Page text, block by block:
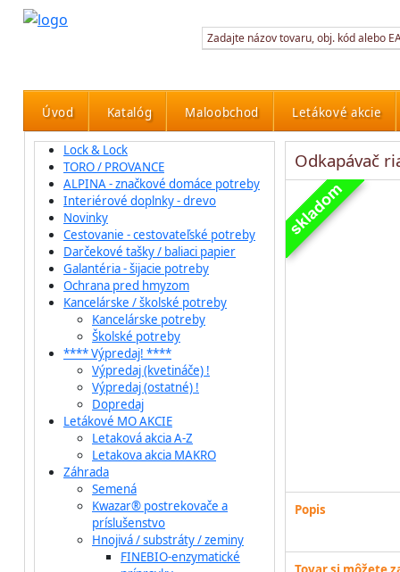
Úvod Katalóg Maloobchod Letákové akcie
Lock & Lock
TORO / PROVANCE
ALPINA - značkové domáce potreby
Interiérové doplnky - drevo
Novinky
Cestovanie - cestovateľské potreby
Darčekové tašky / baliaci papier
Galantéria - šijacie potreby
Ochrana pred hmyzom
Kancelárske / školské potreby
Kancelárske potreby
Školské potreby
**** Výpredaj! ****
Výpredaj (kvetináče) !
Výpredaj (ostatné) !
Dopredaj
Letákové MO AKCIE
Letaková akcia A-Z
Letakova akcia MAKRO
Záhrada
Semená
Kwazar® postrekovače a
príslušenstvo
Hnojivá / substráty / zeminy
FINEBIO-enzymatické
Odkapávač
Popis